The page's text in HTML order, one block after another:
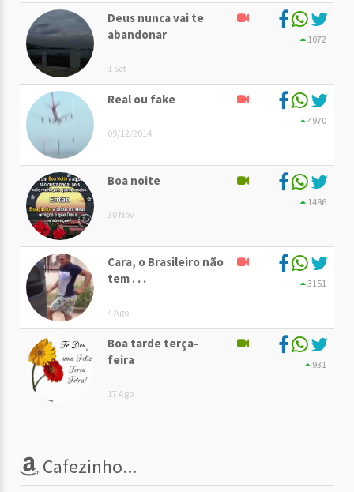
Deus nunca vai te
abandonar
1 Set
1072
Real ou fake
09/12/2014
4970
Boa noite
30 Nov
1486
Cara, o Brasileiro não
tem . . .
4 Ago
3151
Boa tarde terça-
feira
17 Ago
931
Cafezinho...